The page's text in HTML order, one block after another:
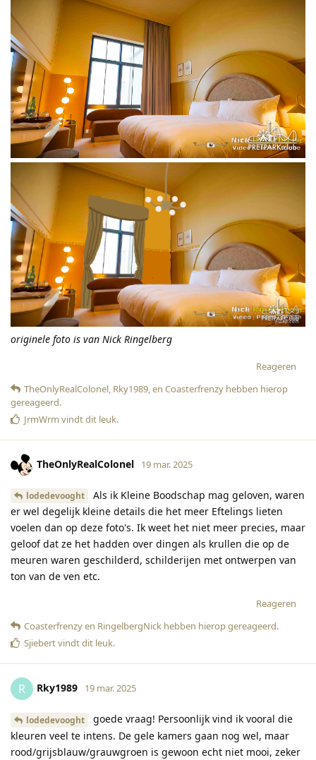
originele foto is van Nick Ringelberg
Reageren
TheOnlyRealColonel, Rky1989, en Coasterfrenzy hebben hierop
gereageerd.
JrmWrm vindt dit leuk.
TheOnlyRealColonel 19 mar. 2025
lodedevooght
Als ik Kleine Boodschap mag geloven, waren
er wel degelijk kleine details die het meer Eftelings lieten
voelen dan op deze foto's. Ik weet het niet meer precies, maar
geloof dat ze het hadden over dingen als krullen die op de
meuren waren geschilderd, schilderijen met ontwerpen van
ton van de ven etc.
Reageren
Coasterfrenzyen RingelbergNick hebben hierop gereageerd.
Sjiebertvindt dit leuk.
R Rky1989 19 mar. 2025
lodedevooght
goede vraag! Persoonlijk vind ik vooral die
kleuren veel te intens. De gele kamers gaan nog wel, maar
rood/grijsblauw/grauwgroen is gewoon echt niet mooi, zeker